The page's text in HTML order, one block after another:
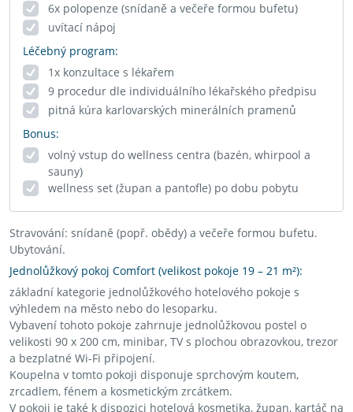
6x polopenze (snídaně a večeře formou bufetu)
uvítací nápoj
Léčebný program:
1x konzultace s lékařem
9 procedur dle individuálního lékařského předpisu
pitná kúra karlovarských minerálních pramenů
Bonus:
volný vstup do wellness centra (bazén, whirpool a
sauny)
wellness set (župan a pantofle) po dobu pobytu
Stravování: snídaně (popř. obědy) a večeře formou bufetu.
Ubytování.
Jednolůžkový pokoj Comfort (velikost pokoje 19 – 21 m²):
základní kategorie jednolůžkového hotelového pokoje s
výhledem na město nebo do lesoparku.
Vybavení tohoto pokoje zahrnuje jednolůžkovou postel o
velikosti 90 x 200 cm, minibar, TV s plochou obrazovkou, trezor
a bezplatné Wi-Fi připojení.
Koupelna v tomto pokoji disponuje sprchovým koutem,
zrcadlem, fénem a kosmetickým zrcátkem.
V pokoji je také k dispozici hotelová kosmetika, župan, kartáč na